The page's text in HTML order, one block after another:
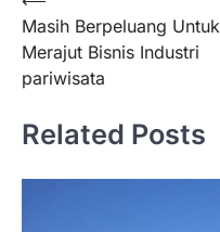
pos
Masih Berpeluang Untuk
Merajut Bisnis Industri
pariwisata
Related Posts